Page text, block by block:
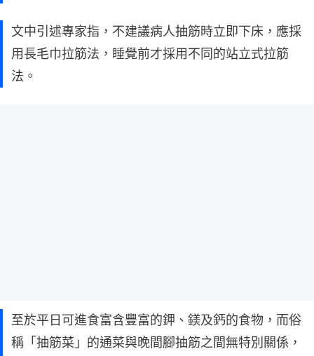
文中引述專家指，不建議病人抽筋時立即下床，應採
用長毛巾拉筋法，睡覺前才採用不同的站立式拉筋
法。
至於平日可進食富含豐富的鉀、鎂及鈣的食物，而俗
稱「抽筋菜」的通菜與晚間腳抽筋之間無特別關係，